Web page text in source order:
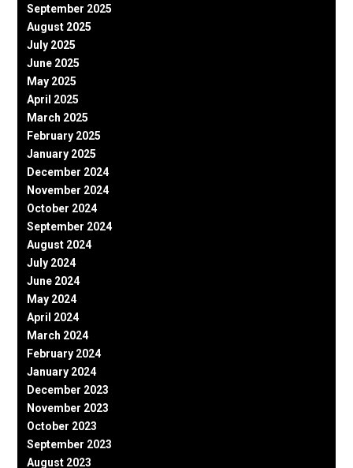
September 2025
August 2025
July 2025
June 2025
May 2025
April 2025
March 2025
February 2025
January 2025
December 2024
November 2024
October 2024
September 2024
August 2024
July 2024
June 2024
May 2024
April 2024
March 2024
February 2024
January 2024
December 2023
November 2023
October 2023
September 2023
August 2023